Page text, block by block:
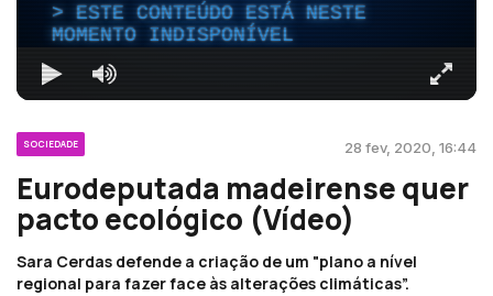
ESTE CONTEÚDO ESTÁ NESTE
MOMENTO INDISPONÍVEL
SOCIEDADE 28 fev, 2020, 16:44
Eurodeputada madeirense quer
pacto ecológico (Vídeo)
Sara Cerdas defende a criação de um "plano a nível
regional para fazer face às alterações climáticas”.